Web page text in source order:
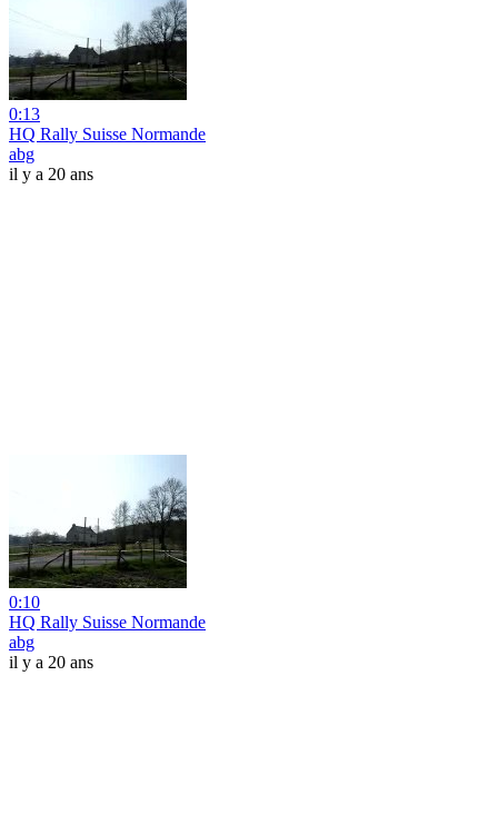
0:13
HQ Rally Suisse Normande
abg
il y a 20 ans
0:10
HQ Rally Suisse Normande
abg
il y a 20 ans